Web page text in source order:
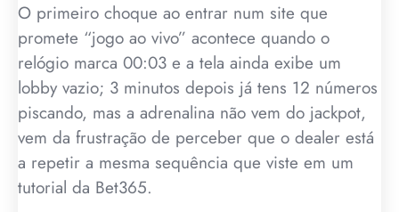
O primeiro choque ao entrar num site que
promete “jogo ao vivo” acontece quando o
relógio marca 00:03 e a tela ainda exibe um
lobby vazio; 3 minutos depois já tens 12 números
piscando, mas a adrenalina não vem do jackpot,
vem da frustração de perceber que o dealer está
a repetir a mesma sequência que viste em um
tutorial da Bet365.